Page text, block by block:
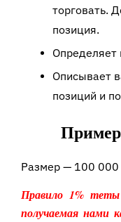
торговать.
позиция.
Описывает
позиций и
Пример
Размер — 100 000
Правило 1%
получаемая нами